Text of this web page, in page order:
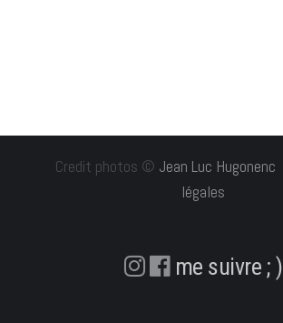
Credit photos © Jean Luc Hugonenc
légales
me suivre ; )